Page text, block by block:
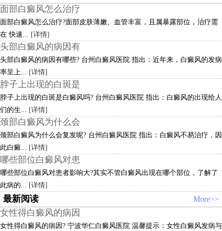
面部白癜风怎么治疗
面部白癜风怎么治疗?面部皮肤薄嫩、血管丰富，且属暴露部位，治疗需
在 快速... [详情]
头部白癜风的病因有
头部白癜风的病因有哪些? 台州白癜风医院 指出：近年来，白癜风的发病
率呈上... [详情]
脖子上出现的白斑是
脖子上出现的白斑是白癜风吗? 台州白癜风医院 指出：白癜风的出现给人
们的生... [详情]
颈部白癜风为什么会
颈部白癜风为什么会复发呢? 台州白癜风医院 指出：白癜风不易治疗，因
此白癜... [详情]
哪些部位白癜风对患
哪些部位白癜风对患者影响大?其实不管白癜风出现在哪个部位，了解了
此病的... [详情]
最新阅读 More>>
女性得白癜风的病因
女性得白癜风的病因? 宁波华仁白癜风医院 温馨提示：女性白癜风发病与